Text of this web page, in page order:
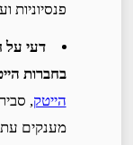
פנסיוניות
דעי על
בחברות
הייטק,